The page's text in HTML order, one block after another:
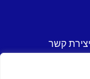
יצירת קשר